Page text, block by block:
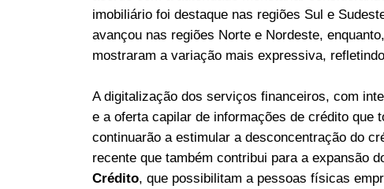
imobiliário foi destaque nas regiões Sul e
avançou nas regiões Norte e Nordeste,
mostraram a variação mais expressiva,
A digitalização dos serviços financeiros, com
e a oferta capilar de informações de crédito que
continuarão a estimular a desconcentração do
recente que também contribui para a expansão
Crédito, que possibilitam a pessoas físicas